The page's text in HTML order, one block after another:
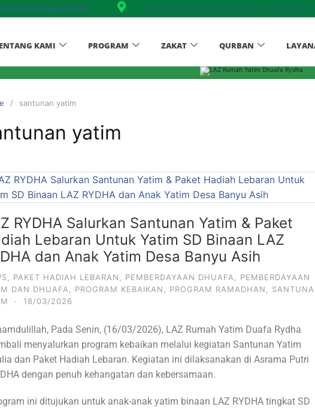
Yatim Dhuafa Rydha Jl. Raya Mauk KM.19 Tegal Kunir Lor, Mauk,
KAMI PROGRAM ZAKAT QURBAN
santunan yatim
yatim
RYDHA Salurkan Santunan Yatim & Paket
Lebaran Untuk Yatim SD Binaan LAZ
dan Anak Yatim Desa Banyu Asih
PAKET HADIAH LEBARAN PEMBERDAYAAN DHUAFA
PEMBERDAYAAN
DAN DHUAFA
PROGRAM KEBAIKAN PROGRAM RAMADHAN
· 18/03/2026
Pada Senin, (16/03/2026), LAZ Rumah Yatim Duafa Rydha
menyalurkan program kebaikan melalui kegiatan Santunan Yatim
dan Paket Hadiah Lebaran. Kegiatan ini dilaksanakan di Asrama Putri
dengan penuh kehangatan dan kebersamaan.
ini ditujukan untuk anak-anak yatim binaan LAZ RYDHA tingkat SD